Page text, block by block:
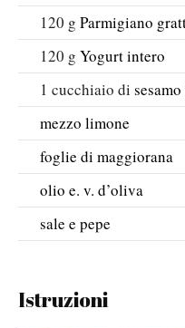
120 g Parmigiano
120 g Yogurt intero
1 cucchiaio di
mezzo limone
foglie di maggiorana
olio e. v. d’oliva
sale e pepe
Istruzioni